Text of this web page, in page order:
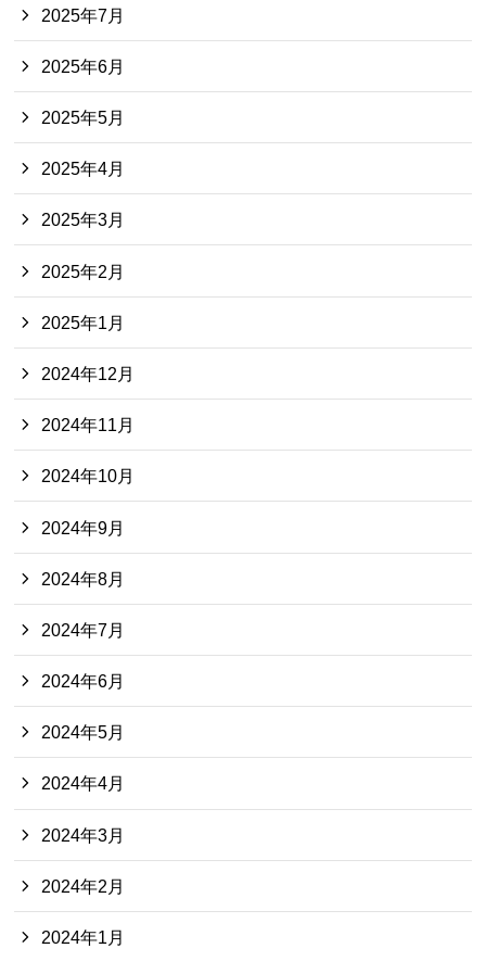
2025年7月
2025年6月
2025年5月
2025年4月
2025年3月
2025年2月
2025年1月
2024年12月
2024年11月
2024年10月
2024年9月
2024年8月
2024年7月
2024年6月
2024年5月
2024年4月
2024年3月
2024年2月
2024年1月